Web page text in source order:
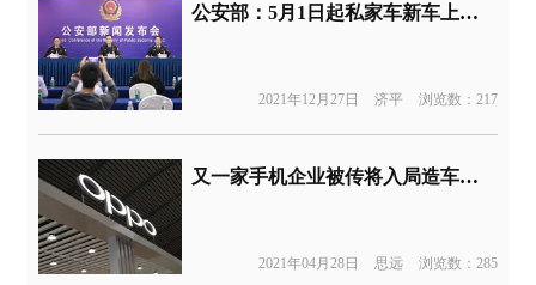
公安部：5月1日起私家车新车上牌免查验
2021年12月27日 济平 浏览数：217
又一家手机企业被传将入局造车产业，由创始人带队
2021年04月28日 思远 浏览数：285